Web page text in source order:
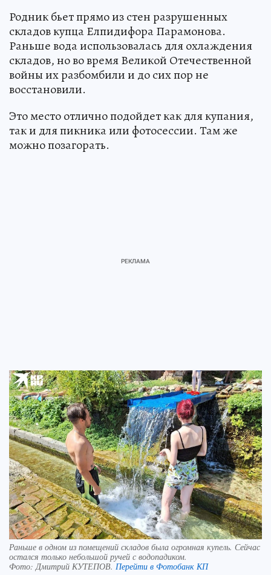
Родник бьет прямо из стен разрушенных
складов купца Елпидифора Парамонова.
Раньше вода использовалась для охлаждения
складов, но во время Великой Отечественной
войны их разбомбили и до сих пор не
восстановили.
Это место отлично подойдет как для купания,
так и для пикника или фотосессии. Там же
можно позагорать.
Раньше в одном из помещений складов была огромная купель. Сейчас
остался только небольшой ручей с водопадиком.
Фото:Дмитрий КУТЕПОВ. Перейти в Фотобанк КП